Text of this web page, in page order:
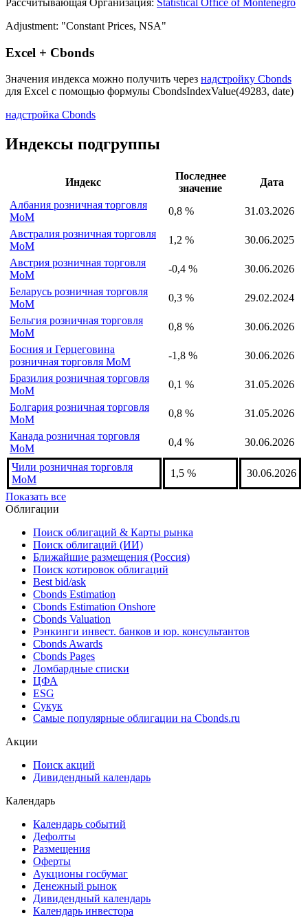
Рассчитывающая Организация: Statistical Office of Montenegro
Adjustment: "Constant Prices, NSA"
Excel + Cbonds
Значения индекса можно получить через надстройку Cbonds
для Excel с помощью формулы CbondsIndexValue(49283, date)
надстройка Cbonds
Индексы подгруппы
Индекс
Последнее
значение
Дата
Албания розничная торговля
MoM
0,8 %
31.03.2026
Австралия розничная торговля
MoM
1,2 %
30.06.2025
Австрия розничная торговля
MoM
-0,4 %
30.06.2026
Беларусь розничная торговля
MoM
0,3 %
29.02.2024
Бельгия розничная торговля
MoM
0,8 %
30.06.2026
Босния и Герцеговина
розничная торговля MoM
-1,8 %
30.06.2026
Бразилия розничная торговля
MoM
0,1 %
31.05.2026
Болгария розничная торговля
MoM
0,8 %
31.05.2026
Канада розничная торговля
MoM
0,4 % 30.06.2026
Чили розничная торговля
MoM
1,5 %
30.06.2026
Показать все
Облигации
Поиск облигаций & Карты рынка
Поиск облигаций (ИИ)
Ближайшие размещения (Россия)
Поиск котировок облигаций
Best bid/ask
Cbonds Estimation
Cbonds Estimation Onshore
Cbonds Valuation
Рэнкинги инвест. банков и юр. консультантов
Cbonds Awards
Cbonds Pages
Ломбардные списки
ЦФА
ESG
Сукук
Самые популярные облигации на Cbonds.ru
Акции
Поиск акций
Дивидендный календарь
Календарь
Календарь событий
Дефолты
Размещения
Оферты
Аукционы госбумаг
Денежный рынок
Дивидендный календарь
Календарь инвестора